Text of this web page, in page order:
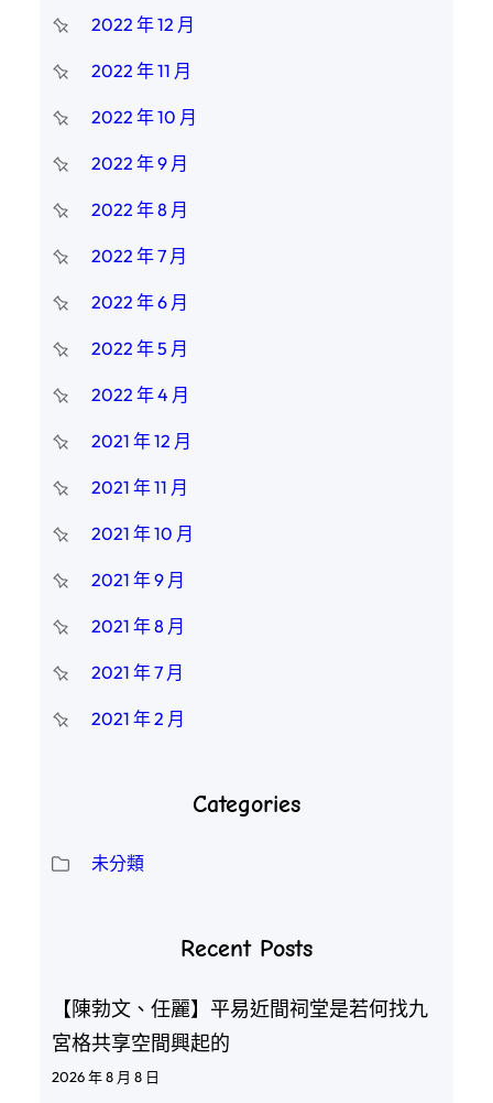
2022 年 12 月
2022 年 11 月
2022 年 10 月
2022 年 9 月
2022 年 8 月
2022 年 7 月
2022 年 6 月
2022 年 5 月
2022 年 4 月
2021 年 12 月
2021 年 11 月
2021 年 10 月
2021 年 9 月
2021 年 8 月
2021 年 7 月
2021 年 2 月
Categories
未分類
Recent Posts
【陳勃文、任麗】平易近間祠堂是若何找九
宮格共享空間興起的
2026 年 8 月 8 日